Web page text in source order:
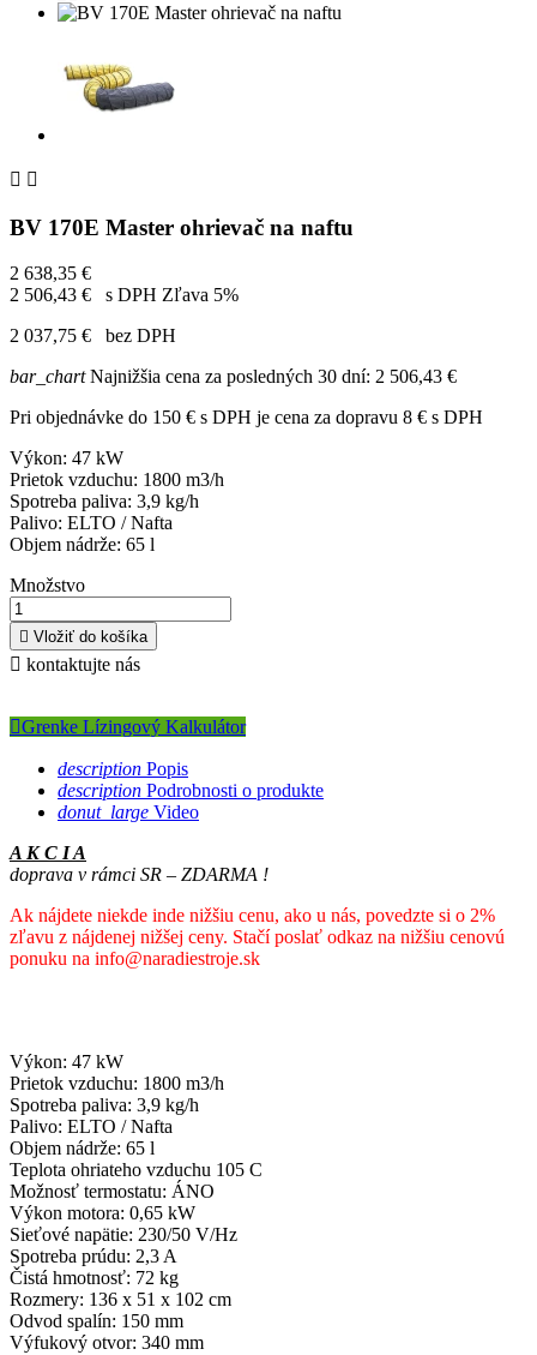
 
BV 170E Master ohrievač na naftu
2 638,35 €
2 506,43 €
s DPH Zľava 5%
2 037,75 €
bez DPH
bar_chartNajnižšia cena za posledných 30 dní: 2 506,43 €
Pri objednávke do 150 € s DPH je cena za dopravu 8 € s DPH
Výkon: 47 kW
Prietok vzduchu: 1800 m3/h
Spotreba paliva: 3,9 kg/h
Palivo: ELTO / Nafta
Objem nádrže: 65 l
Množstvo
 Vložiť do košíka
 kontaktujte nás
Grenke Lízingový Kalkulátor
description Popis
description Podrobnosti o produkte
donut_large Video
A K C I A
doprava v rámci SR – ZDARMA !
Ak nájdete niekde inde nižšiu cenu, ako u nás, povedzte si o 2%
zľavu z nájdenej nižšej ceny. Stačí poslať odkaz na nižšiu cenovú
ponuku na info@naradiestroje.sk
Výkon: 47 kW
Prietok vzduchu: 1800 m3/h
Spotreba paliva: 3,9 kg/h
Palivo: ELTO / Nafta
Objem nádrže: 65 l
Teplota ohriateho vzduchu 105 C
Možnosť termostatu: ÁNO
Výkon motora: 0,65 kW
Sieťové napätie: 230/50 V/Hz
Spotreba prúdu: 2,3 A
Čistá hmotnosť: 72 kg
Rozmery: 136 x 51 x 102 cm
Odvod spalín: 150 mm
Výfukový otvor: 340 mm